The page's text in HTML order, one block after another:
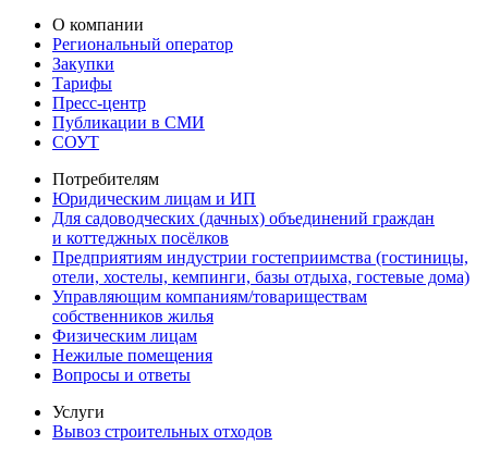
О компании
Региональный оператор
Закупки
Тарифы
Пресс-центр
Публикации в СМИ
СОУТ
Потребителям
Юридическим лицам и ИП
Для садоводческих (дачных) объединений граждан
и коттеджных посёлков
Предприятиям индустрии гостеприимства (гостиницы,
отели, хостелы, кемпинги, базы отдыха, гостевые дома)
Управляющим компаниям/товариществам
собственников жилья
Физическим лицам
Нежилые помещения
Вопросы и ответы
Услуги
Вывоз строительных отходов